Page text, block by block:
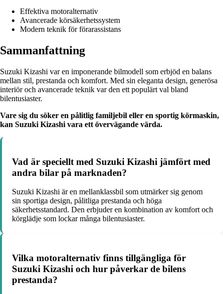
Effektiva motoralternativ
Avancerade körsäkerhetssystem
Modern teknik för förarassistans
Sammanfattning
Suzuki Kizashi var en imponerande bilmodell som erbjöd en balans
mellan stil, prestanda och komfort. Med sin eleganta design, generösa
interiör och avancerade teknik var den ett populärt val bland
bilentusiaster.
Vare sig du söker en pålitlig familjebil eller en sportig körmaskin,
kan Suzuki Kizashi vara ett övervägande värda.
Vad är speciellt med Suzuki Kizashi jämfört med
andra bilar på marknaden?
Suzuki Kizashi är en mellanklassbil som utmärker sig genom
sin sportiga design, pålitliga prestanda och höga
säkerhetsstandard. Den erbjuder en kombination av komfort och
körglädje som lockar många bilentusiaster.
Vilka motoralternativ finns tillgängliga för
Suzuki Kizashi och hur påverkar de bilens
prestanda?